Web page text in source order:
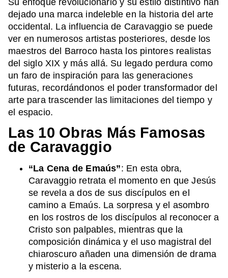
dejado una marca indeleble en la historia del arte
occidental. La influencia de Caravaggio se puede
ver en numerosos artistas posteriores, desde los
maestros del Barroco hasta los pintores realistas
del siglo XIX y más allá. Su legado perdura como
un faro de inspiración para las generaciones
futuras, recordándonos el poder transformador del
arte para trascender las limitaciones del tiempo y
el espacio.
Las 10 Obras Más Famosas
de Caravaggio
“La Cena de Emaús”: En esta obra,
Caravaggio retrata el momento en que Jesús
se revela a dos de sus discípulos en el
camino a Emaús. La sorpresa y el asombro
en los rostros de los discípulos al reconocer a
Cristo son palpables, mientras que la
composición dinámica y el uso magistral del
chiaroscuro añaden una dimensión de drama
y misterio a la escena.